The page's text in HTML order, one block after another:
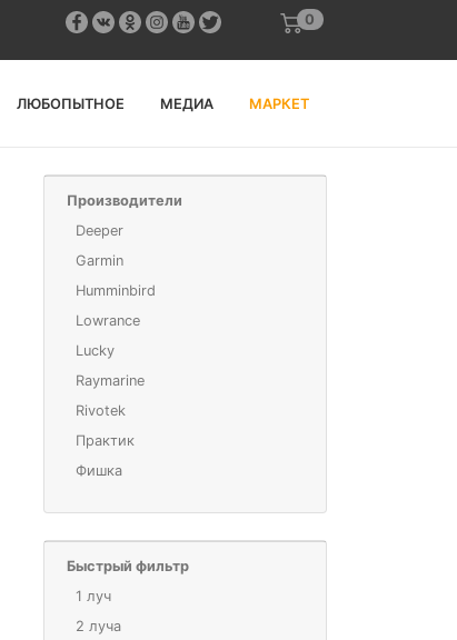
0
ЛЮБОПЫТНОЕ МЕДИА МАРКЕТ
Производители
Deeper
Garmin
Humminbird
Lowrance
Lucky
Raymarine
Rivotek
Практик
Фишка
Быстрый фильтр
1 луч
2 луча